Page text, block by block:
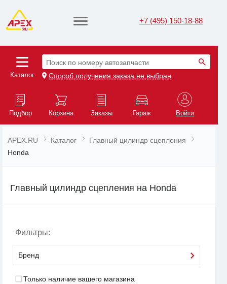
+7 (495) 150-18-88
Каталог
Поиск по номеру автозапчасти
Способ получения заказа не выбран
Подбор Корзина Заказы Гараж Войти
APEX.RU Каталог
Главный цилиндр сцепления
Honda
Главный цилиндр сцепления на Honda
Фильтры:
Бренд
Только наличие вашего магазина